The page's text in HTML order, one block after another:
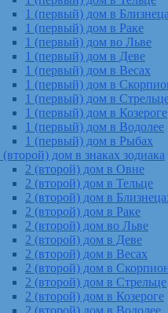
1 (первый) дом в
1 (первый) дом в Раке
1 (первый) дом во Льве
1 (первый) дом в Деве
1 (первый) дом в Весах
1 (первый) дом в
1 (первый) дом в
1 (первый) дом в Козероге
1 (первый) дом в Водолее
1 (первый) дом в Рыбах
(второй) дом в знаках зодиака
2 (второй) дом в Овне
2 (второй) дом в Тельце
2 (второй) дом в
2 (второй) дом в Раке
2 (второй) дом во Льве
2 (второй) дом в Деве
2 (второй) дом в Весах
2 (второй) дом в
2 (второй) дом в Стрельце
2 (второй) дом в Козероге
2 (второй) дом в Водолее